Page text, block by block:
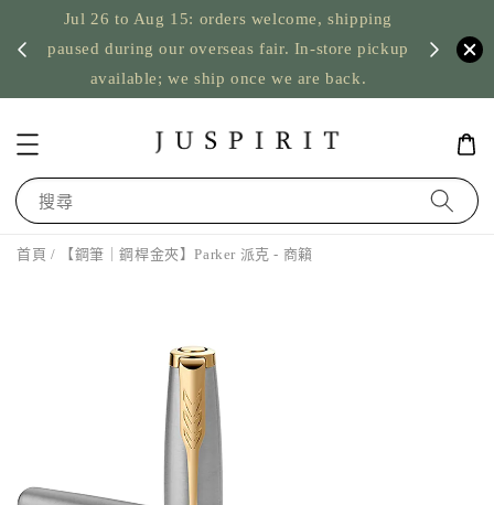
Jul 26 to Aug 15: orders welcome, shipping
paused during our overseas fair. In-store pickup
available; we ship once we are back.
US
搜尋
首頁 / 【鋼筆｜鋼桿金夾】Parker 派克 - 商籟